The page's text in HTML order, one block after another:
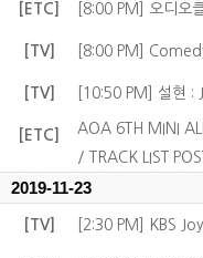
[ETC] [8:00 PM] 오디오
[TV] [8:00 PM]
[TV] [10:50 PM] 설현 :
[ETC]
AOA 6TH MINI
/ TRACK LIST
2019-11-23
[TV] [2:30 PM] KBS